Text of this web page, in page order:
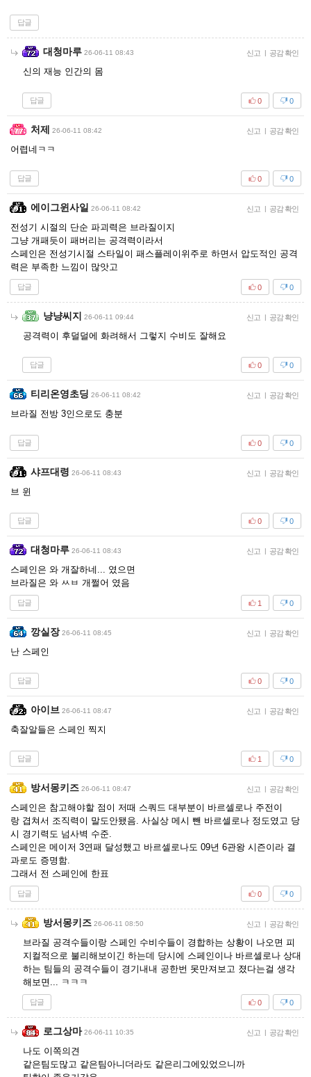
답글
대청마루 26-06-11 08:43 신고 | 공감 확인
신의 재능 인간의 몸
답글 0
0
처제 26-06-11 08:42 신고 | 공감 확인
어렵네ㅋㅋ
답글 0
0
에이그윈사일 26-06-11 08:42 신고 | 공감 확인
전성기 시절의 단순 파괴력은 브라질이지
그냥 개패듯이 패버리는 공격력이라서
스페인은 전성기시절 스타일이 패스플레이위주로 하면서 압도적인 공격
력은 부족한 느낌이 많앗고
답글 0
0
냥냥씨지 26-06-11 09:44 신고 | 공감 확인
공격력이 후덜덜에 화려해서 그렇지 수비도 잘해요
답글 0
0
티리온영초딩 26-06-11 08:42 신고 | 공감 확인
브라질 전방 3인으로도 충분
답글 0
0
샤프대령 26-06-11 08:43 신고 | 공감 확인
브 윈
답글 0
0
대청마루 26-06-11 08:43 신고 | 공감 확인
스페인은 와 개잘하네... 였으면
브라질은 와 ㅆㅂ 개쩔어 였음
답글 0
1
깡실장 26-06-11 08:45 신고 | 공감 확인
난 스페인
답글 0
0
아이브 26-06-11 08:47 신고 | 공감 확인
축잘알들은 스페인 찍지
답글 0
1
방서몽키즈 26-06-11 08:47 신고 | 공감 확인
스페인은 참고해야할 점이 저때 스쿼드 대부분이 바르셀로나 주전이
랑 겹쳐서 조직력이 말도안됐음. 사실상 메시 뺀 바르셀로나 정도였고 당
시 경기력도 넘사벽 수준.
스페인은 메이저 3연패 달성했고 바르셀로나도 09년 6관왕 시즌이라 결
과로도 증명함.
그래서 전 스페인에 한표
답글 0
0
방서몽키즈 26-06-11 08:50 신고 | 공감 확인
브라질 공격수들이랑 스페인 수비수들이 경합하는 상황이 나오면 피
지컬적으로 불리해보이긴 하는데 당시에 스페인이나 바르셀로나 상대
하는 팀들의 공격수들이 경기내내 공한번 못만져보고 졌다는걸 생각
해보면... ㅋㅋㅋ
답글 0
0
로그상마 26-06-11 10:35 신고 | 공감 확인
나도 이쪽의견
같은팀도많고 같은팀아니더라도 같은리그에있었으니까